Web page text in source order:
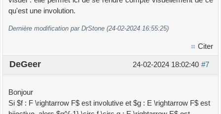
qu'est une involution.
Dernière modification par DrStone (24-02-2024 16:55:25)
Citer
#7
24-02-2024 18:02:40
DeGeer
Bonjour
Si $f : F \rightarrow F$ est involutive et $g : E \rightarrow F$ est